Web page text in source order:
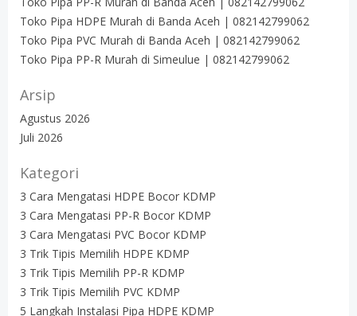
Toko Pipa HDPE Murah di Banda Aceh | 082142799062
Toko Pipa PVC Murah di Banda Aceh | 082142799062
Toko Pipa PP-R Murah di Simeulue | 082142799062
Arsip
Agustus 2026
Juli 2026
Kategori
3 Cara Mengatasi HDPE Bocor KDMP
3 Cara Mengatasi PP-R Bocor KDMP
3 Cara Mengatasi PVC Bocor KDMP
3 Trik Tipis Memilih HDPE KDMP
3 Trik Tipis Memilih PP-R KDMP
3 Trik Tipis Memilih PVC KDMP
5 Langkah Instalasi Pipa HDPE KDMP